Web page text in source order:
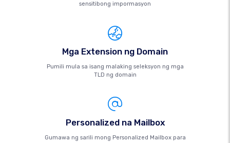
sensitibong impormasyon
Mga Extension ng Domain
Pumili mula sa isang malaking seleksyon ng mga
TLD ng domain
Personalized na Mailbox
Gumawa ng sarili mong Personalized Mailbox para